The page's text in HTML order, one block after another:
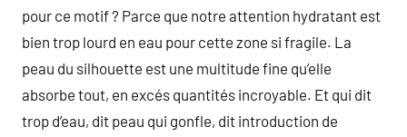
pour ce motif ? Parce que notre attention hydratant est
bien trop lourd en eau pour cette zone si fragile. La
peau du silhouette est une multitude fine qu’elle
absorbe tout, en excés quantités incroyable. Et qui dit
trop d’eau, dit peau qui gonfle, dit introduction de